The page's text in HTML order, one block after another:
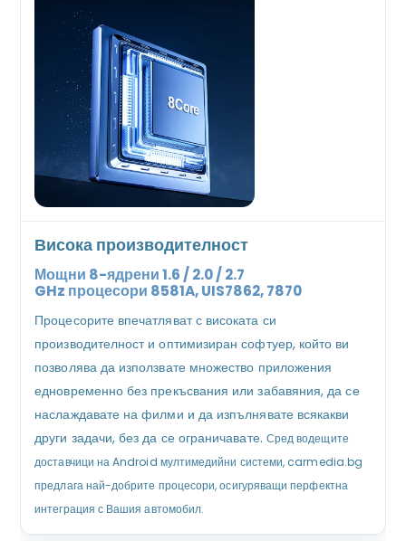
Висока производителност
Мощни 8-ядрени 1.6 / 2.0 / 2.7
GHz процесори 8581A, UIS7862, 7870
Процесорите впечатляват с високата си
производителност и оптимизиран софтуер, който ви
позволява да използвате множество приложения
едновременно без прекъсвания или забавяния, да се
наслаждавате на филми и да изпълнявате всякакви
други задачи, без да се ограничавате. Сред водещите
доставчици на Android мултимедийни системи, carmedia.bg
предлага най-добрите процесори, осигуряващи перфектна
интеграция с Вашия автомобил.